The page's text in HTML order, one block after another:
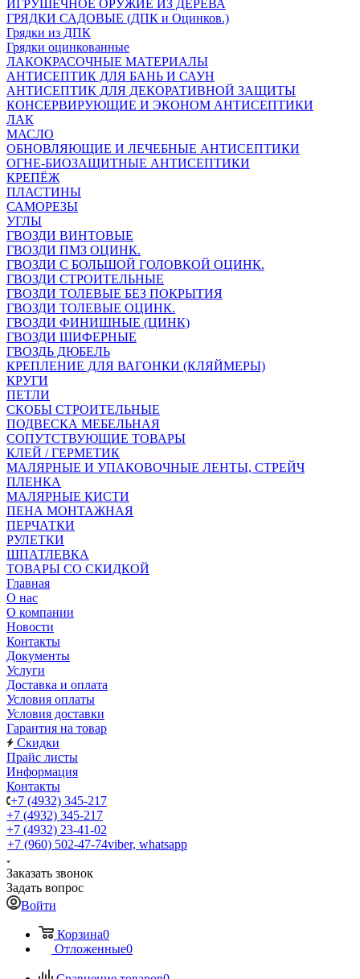
ИГРУШЕЧНОЕ ОРУЖИЕ ИЗ ДЕРЕВА
ГРЯДКИ САДОВЫЕ (ДПК и Оцинков.)
Грядки из ДПК
Грядки оцинкованные
ЛАКОКРАСОЧНЫЕ МАТЕРИАЛЫ
АНТИСЕПТИК ДЛЯ БАНЬ И САУН
АНТИСЕПТИК ДЛЯ ДЕКОРАТИВНОЙ ЗАЩИТЫ
КОНСЕРВИРУЮЩИЕ И ЭКОНОМ АНТИСЕПТИКИ
ЛАК
МАСЛО
ОБНОВЛЯЮЩИЕ И ЛЕЧЕБНЫЕ АНТИСЕПТИКИ
ОГНЕ-БИОЗАЩИТНЫЕ АНТИСЕПТИКИ
КРЕПЁЖ
ПЛАСТИНЫ
САМОРЕЗЫ
УГЛЫ
ГВОЗДИ ВИНТОВЫЕ
ГВОЗДИ ПМЗ ОЦИНК.
ГВОЗДИ С БОЛЬШОЙ ГОЛОВКОЙ ОЦИНК.
ГВОЗДИ СТРОИТЕЛЬНЫЕ
ГВОЗДИ ТОЛЕВЫЕ БЕЗ ПОКРЫТИЯ
ГВОЗДИ ТОЛЕВЫЕ ОЦИНК.
ГВОЗДИ ФИНИШНЫЕ (ЦИНК)
ГВОЗДИ ШИФЕРНЫЕ
ГВОЗДЬ ДЮБЕЛЬ
КРЕПЛЕНИЕ ДЛЯ ВАГОНКИ (КЛЯЙМЕРЫ)
КРУГИ
ПЕТЛИ
СКОБЫ СТРОИТЕЛЬНЫЕ
ПОДВЕСКА МЕБЕЛЬНАЯ
СОПУТСТВУЮЩИЕ ТОВАРЫ
КЛЕЙ / ГЕРМЕТИК
МАЛЯРНЫЕ И УПАКОВОЧНЫЕ ЛЕНТЫ, СТРЕЙЧ
ПЛЕНКА
МАЛЯРНЫЕ КИСТИ
ПЕНА МОНТАЖНАЯ
ПЕРЧАТКИ
РУЛЕТКИ
ШПАТЛЕВКА
ТОВАРЫ СО СКИДКОЙ
Главная
О нас
О компании
Новости
Контакты
Документы
Услуги
Доставка и оплата
Условия оплаты
Условия доставки
Гарантия на товар
Скидки
Прайс листы
Информация
Контакты
+7 (4932) 345-217
+7 (4932) 345-217
+7 (4932) 23-41-02
+7 (960) 502-47-74viber, whatsapp
Заказать звонок
Задать вопрос
Войти
Корзина0
Отложенные0